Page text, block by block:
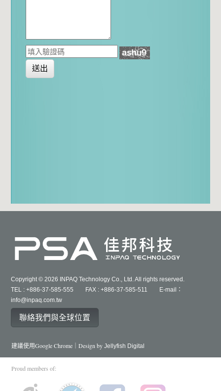
送出
Copyright © 2026 INPAQ Technology Co., Ltd. All rights reserved.
TEL : +886-37-585-555 FAX : +886-37-585-511 E-mail：
info@inpaq.com.tw
聯絡我們與全球位置
建議使用Google Chrome｜Design byJellyfish Digital
Proud members of: